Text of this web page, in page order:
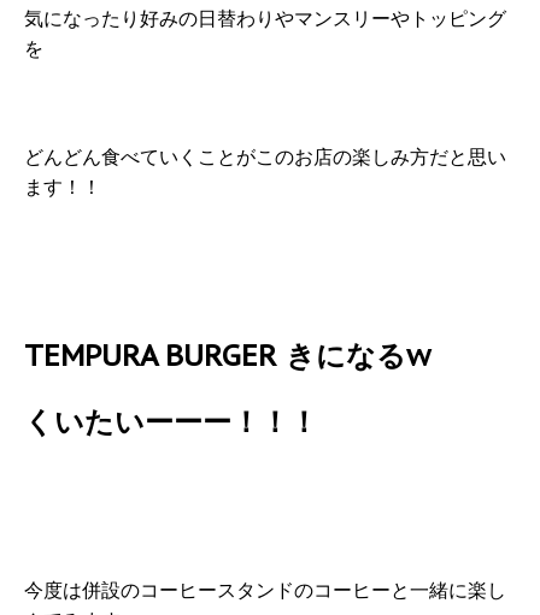
気になったり好みの日替わりやマンスリーやトッピング
を
どんどん食べていくことがこのお店の楽しみ方だと思い
ます！！
TEMPURA BURGER きになるw
くいたいーーー！！！
今度は併設のコーヒースタンドのコーヒーと一緒に楽し